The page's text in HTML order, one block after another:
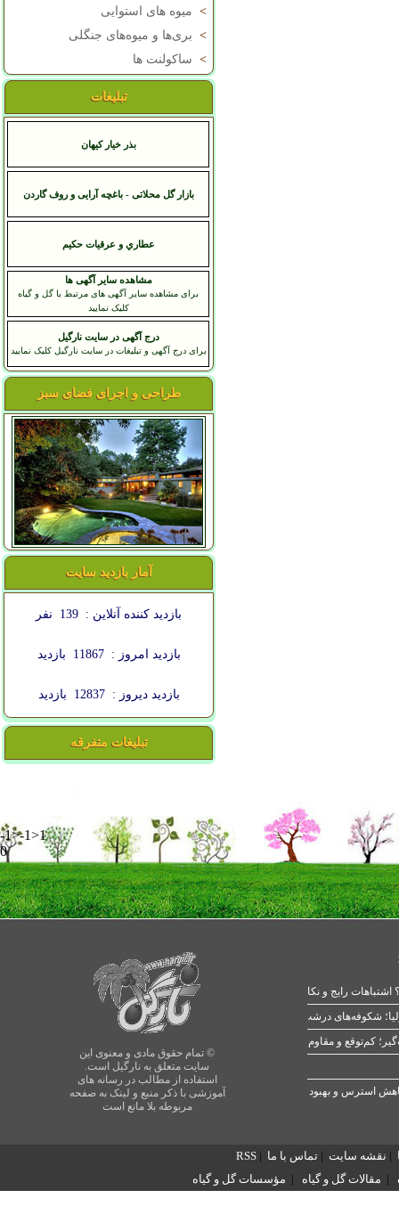
> میوه های استوایی
> بری‌ها و میوه‌های جنگلی
> ساکولنت ها
تبلیغات
بذر خیار کیهان
بازار گل محلاتی - باغچه آرایی و روف گاردن
عطاري و عرقيات حکيم
مشاهده سایر آگهی ها
برای مشاهده سایر آگهی های مرتبط با گل و گیاه
کلیک نمایید
درج آگهی در سایت نارگیل
برای درج آگهی و تبلیغات در سایت نارگیل کلیک نمایید
طراحی و اجرای فضای سبز
آمار بازدید سایت
بازدید کننده آنلاین : 139 نفر
بازدید امروز : 11867 بازدید
بازدید دیروز : 12837 بازدید
تبلیغات متفرقه
-1>-1>1
0
© تمام حقوق مادی و معنوی این
سایت متعلق به نارگیل است.
استفاده از مطالب در رسانه های
آموزشی با ذکر منبع و لینک به صفحه
مربوطه بلا مانع است
رایج و نکات طلایی
شکوفه‌های درشت در بهار
| نقشه سایت | تماس با ما |
RSS
| مقالات گل و گیاه | مؤسسات گل و گیاه